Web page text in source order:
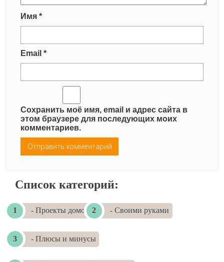
Имя *
Email *
Сохранить моё имя, email и адрес сайта в
этом браузере для последующих моих
комментариев.
Список категорий:
- Проекты домов - Своими руками
- Плюсы и минусы